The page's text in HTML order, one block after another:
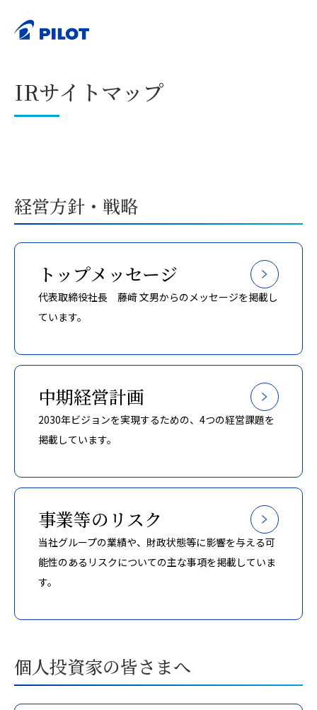
IRサイトマップ
経営方針・戦略
トップメッセージ
代表取締役社長 藤﨑 文男からのメッセージを掲載し
ています。
中期経営計画
2030年ビジョンを実現するための、4つの経営課題を
掲載しています。
事業等のリスク
当社グループの業績や、財政状態等に影響を与える可
能性のあるリスクについての主な事項を掲載していま
す。
個人投資家の皆さまへ